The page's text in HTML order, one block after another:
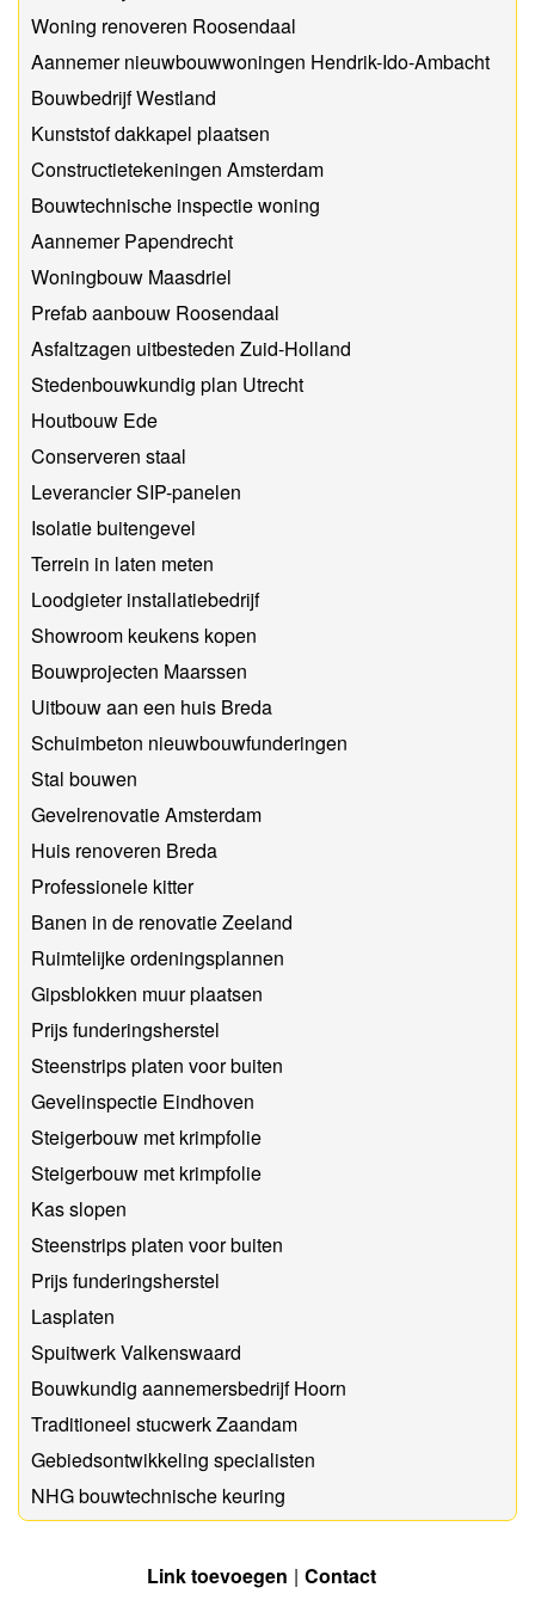
Woning renoveren Roosendaal
Aannemer nieuwbouwwoningen Hendrik-Ido-Ambacht
Bouwbedrijf Westland
Kunststof dakkapel plaatsen
Constructietekeningen Amsterdam
Bouwtechnische inspectie woning
Aannemer Papendrecht
Woningbouw Maasdriel
Prefab aanbouw Roosendaal
Asfaltzagen uitbesteden Zuid-Holland
Stedenbouwkundig plan Utrecht
Houtbouw Ede
Conserveren staal
Leverancier SIP-panelen
Isolatie buitengevel
Terrein in laten meten
Loodgieter installatiebedrijf
Showroom keukens kopen
Bouwprojecten Maarssen
Uitbouw aan een huis Breda
Schuimbeton nieuwbouwfunderingen
Stal bouwen
Gevelrenovatie Amsterdam
Huis renoveren Breda
Professionele kitter
Banen in de renovatie Zeeland
Ruimtelijke ordeningsplannen
Gipsblokken muur plaatsen
Prijs funderingsherstel
Steenstrips platen voor buiten
Gevelinspectie Eindhoven
Steigerbouw met krimpfolie
Steigerbouw met krimpfolie
Kas slopen
Steenstrips platen voor buiten
Prijs funderingsherstel
Lasplaten
Spuitwerk Valkenswaard
Bouwkundig aannemersbedrijf Hoorn
Traditioneel stucwerk Zaandam
Gebiedsontwikkeling specialisten
NHG bouwtechnische keuring
Link toevoegen Contact